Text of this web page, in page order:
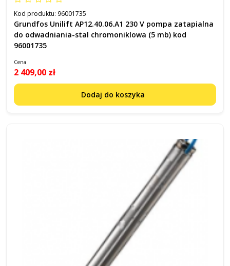
Kod produktu: 96001735
Grundfos Unilift AP12.40.06.A1 230 V pompa zatapialna
do odwadniania-stal chromoniklowa (5 mb) kod
96001735
Cena
2 409,00 zł
Dodaj do koszyka